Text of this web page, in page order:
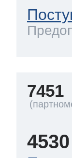
7451
4530